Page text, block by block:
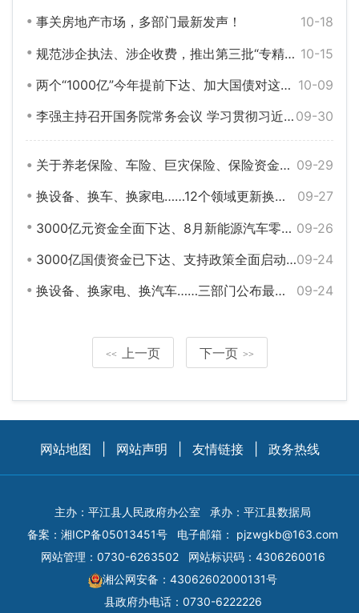
10-18
事关房地产市场，多部门最新发声！
10-15
规范涉企执法、涉企收费，推出第三批“专精特新”专板......四部门权威回应
10-09
两个“1000亿”今年提前下达、加大国债对这些项目的支持……这场发布会信息量很大！
09-30
李强主持召开国务院常务会议 学习贯彻习近平总书记在中央政治局会议上的重要讲话精神等
09-29
关于养老保险、车险、巨灾保险、保险资金投资……金融监管总局最新发布
09-27
换设备、换车、换家电……12个领域更新换新细则全面出台！
09-26
3000亿元资金全面下达、8月新能源汽车零售量环比大幅增长17%……“两新”最新进展
09-24
3000亿国债资金已下达、支持政策全面启动……这项重点工作最新进展
09-24
换设备、换家电、换汽车……三部门公布最新进展
<< 上一页 下一页 >>
网站地图 网站声明 友情链接 政务热线
主办：平江县人民政府办公室
承办：平江县数据局
备案： 湘ICP备05013451号 电子邮箱： pjzwgkb@163.com
网站管理：0730-6263502
网站标识码：4306260016
湘公网安备：43062602000131号
县政府办电话：0730-6222226